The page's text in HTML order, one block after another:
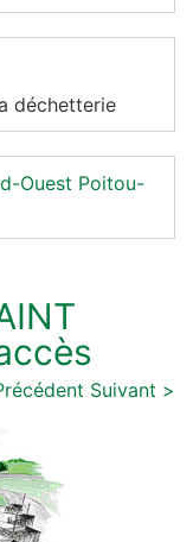
déchetterie
Ouest Poitou-
Suivant >